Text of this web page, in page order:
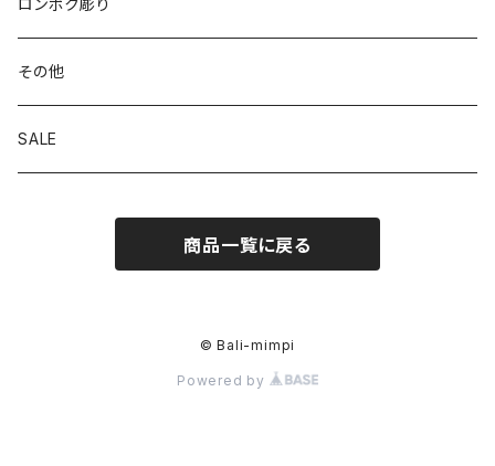
ロンボク彫り
その他
SALE
商品一覧に戻る
© Bali-mimpi
Powered by